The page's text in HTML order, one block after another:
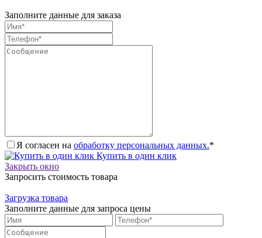
Заполните данные для заказа
Я согласен на обработку персональных данных.*
Купить в один клик
Закрыть окно
Запросить стоимость товара
Загрузка товара
Заполните данные для запроса цены